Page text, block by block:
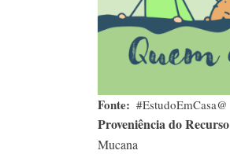
Fonte #EstudoEmCasa@
Proveniência do Recurso
Mucana